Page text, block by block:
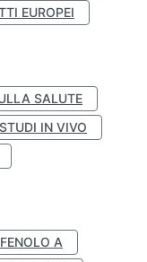
EUROPEI
SALUTE
STUDI IN VIVO
A